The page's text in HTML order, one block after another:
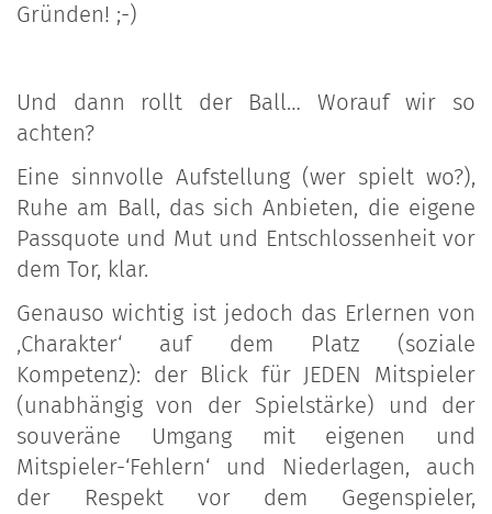
Gründen! ;-)
Und dann rollt der Ball… Worauf wir so
achten?
Eine sinnvolle Aufstellung (wer spielt wo?),
Ruhe am Ball, das sich Anbieten, die eigene
Passquote und Mut und Entschlossenheit vor
dem Tor, klar.
Genauso wichtig ist jedoch das Erlernen von
‚Charakter‘ auf dem Platz (soziale
Kompetenz): der Blick für JEDEN Mitspieler
(unabhängig von der Spielstärke) und der
souveräne Umgang mit eigenen und
Mitspieler-‘Fehlern‘ und Niederlagen, auch
der Respekt vor dem Gegenspieler,